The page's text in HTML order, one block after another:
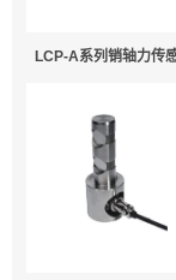
LCP-A系列销轴力传